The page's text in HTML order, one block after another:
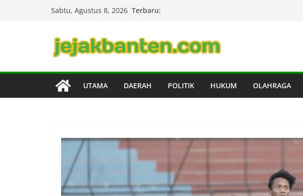
Sabtu, Agustus 8, 2026 Terbaru:
UTAMA DAERAH POLITIK HUKUM OLAHRAGA